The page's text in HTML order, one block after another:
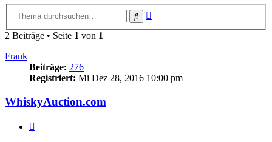
Suche
2 Beiträge • Seite 1 von 1
Frank
Beiträge: 276
Registriert: Mi Dez 28, 2016 10:00 pm
WhiskyAuction.com